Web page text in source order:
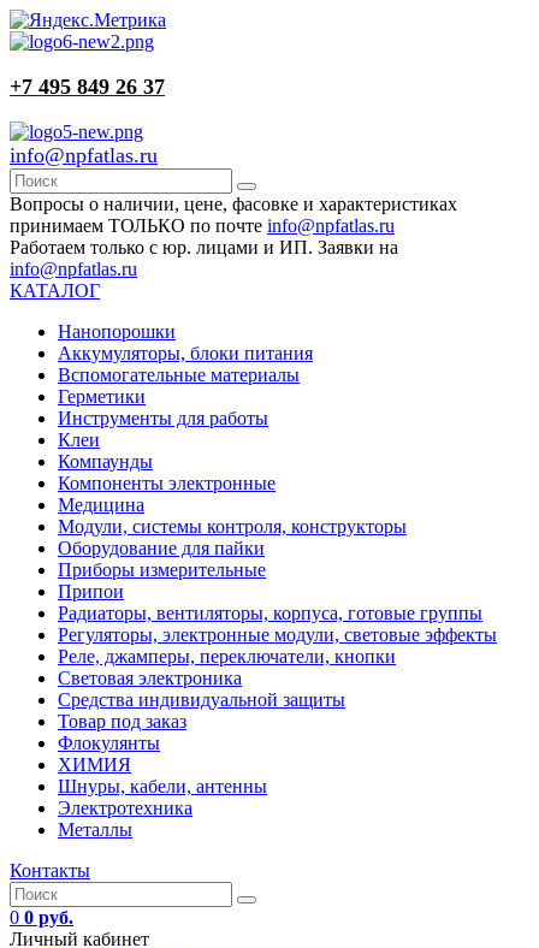
+7 495 849 26 37
info@npfatlas.ru
Вопросы о наличии, цене, фасовке и характеристиках
принимаем ТОЛЬКО по почте info@npfatlas.ru
Работаем только с юр. лицами и ИП. Заявки на
info@npfatlas.ru
КАТАЛОГ
Нанопорошки
Аккумуляторы, блоки питания
Вспомогательные материалы
Герметики
Инструменты для работы
Клеи
Компаунды
Компоненты электронные
Медицина
Модули, системы контроля, конструкторы
Оборудование для пайки
Приборы измерительные
Припои
Радиаторы, вентиляторы, корпуса, готовые группы
Регуляторы, электронные модули, световые эффекты
Реле, джамперы, переключатели, кнопки
Световая электроника
Средства индивидуальной защиты
Товар под заказ
Флокулянты
ХИМИЯ
Шнуры, кабели, антенны
Электротехника
Металлы
Контакты
0 0 руб.
Личный кабинет